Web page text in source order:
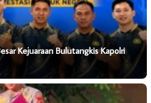
Kejuaraan Bulutangkis Kapolri